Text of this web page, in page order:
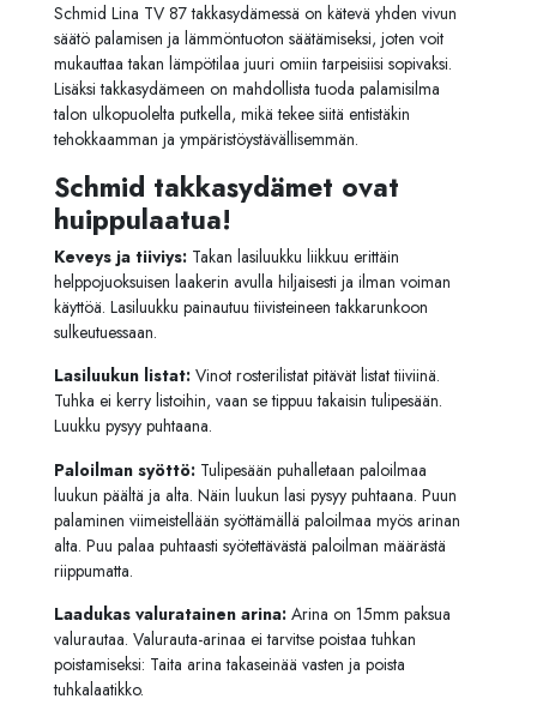
Schmid Lina TV 87 takkasydämessä on kätevä yhden vivun
säätö palamisen ja lämmöntuoton säätämiseksi, joten voit
mukauttaa takan lämpötilaa juuri omiin tarpeisiisi sopivaksi.
Lisäksi takkasydämeen on mahdollista tuoda palamisilma
talon ulkopuolelta putkella, mikä tekee siitä entistäkin
tehokkaamman ja ympäristöystävällisemmän.
Schmid takkasydämet ovat
huippulaatua!
Keveys ja tiiviys: Takan lasiluukku liikkuu erittäin
helppojuoksuisen laakerin avulla hiljaisesti ja ilman voiman
käyttöä. Lasiluukku painautuu tiivisteineen takkarunkoon
sulkeutuessaan.
Lasiluukun listat: Vinot rosterilistat pitävät listat tiiviinä.
Tuhka ei kerry listoihin, vaan se tippuu takaisin tulipesään.
Luukku pysyy puhtaana.
Paloilman syöttö: Tulipesään puhalletaan paloilmaa
luukun päältä ja alta. Näin luukun lasi pysyy puhtaana. Puun
palaminen viimeistellään syöttämällä paloilmaa myös arinan
alta. Puu palaa puhtaasti syötettävästä paloilman määrästä
riippumatta.
Laadukas valuratainen arina: Arina on 15mm paksua
valurautaa. Valurauta-arinaa ei tarvitse poistaa tuhkan
poistamiseksi: Taita arina takaseinää vasten ja poista
tuhkalaatikko.